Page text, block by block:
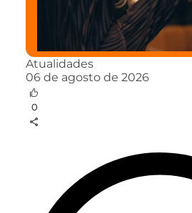
Atualidades
06 de agosto de 2026
0